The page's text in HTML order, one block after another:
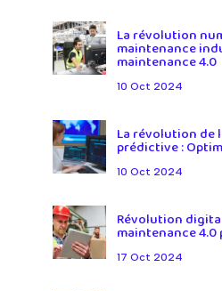
La révolution
maintenance
maintenance 4.0
10 Oct 2024
La révolution de
prédictive :
10 Oct 2024
Révolution
maintenance
17 Oct 2024